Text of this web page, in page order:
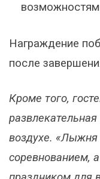
Награждение
после
Кроме того,
воздухе. «Лыжня
соревнованием,